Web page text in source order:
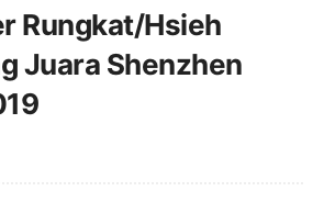
Rungkat/Hsieh
Juara Shenzhen